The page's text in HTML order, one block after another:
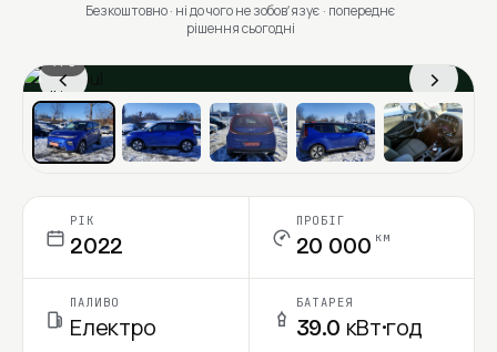
Безкоштовно · ні до чого не зобовʼязує · попереднє
рішення сьогодні
‹ ›
1 / 6
Ціна в місяць
РІК
2022
ПРОБІГ
20 000 км
ПАЛИВО
Електро
БАТАРЕЯ
39.0 кВт·год